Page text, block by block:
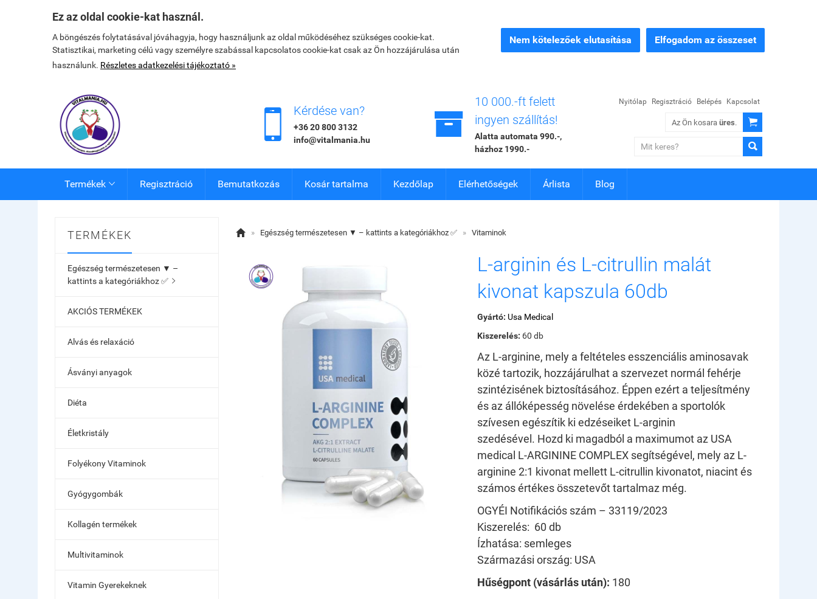
Ez az oldal cookie-kat használ.
A böngészés folytatásával jóváhagyja, hogy használjunk az oldal működéséhez szükséges cookie-kat.
Statisztikai, marketing célú vagy személyre szabással kapcsolatos cookie-kat csak az Ön hozzájárulása után
használunk. Részletes adatkezelési tájékoztató »
Nem kötelezőek elutasítása Elfogadom az összeset
 Kérdése van?
+36 20 800 3132
info@vitalmania.hu

10 000.-ft felett
ingyen szállítás!
Alatta automata 990.-,
házhoz 1990.-
Nyitólap Regisztráció Belépés Kapcsolat
Az Ön kosara üres.


Termékek  Regisztráció Bemutatkozás Kosár tartalma Kezdőlap Elérhetőségek Árlista Blog
TERMÉKEK
Egészség természetesen ▼ –
kattints a kategóriákhoz ✅ 
AKCIÓS TERMÉKEK
Alvás és relaxáció
Ásványi anyagok
Diéta
Életkristály
Folyékony Vitaminok
Gyógygombák
Kollagén termékek
Multivitaminok
Vitamin Gyerekeknek
 » Egészség természetesen ▼ – kattints a kategóriákhoz ✅ » Vitaminok
L-arginin és L-citrullin malát
kivonat kapszula 60db
Gyártó: Usa Medical
Kiszerelés: 60 db
Az L-arginine, mely a feltételes esszenciális aminosavak
közé tartozik, hozzájárulhat a szervezet normál fehérje
szintézisének biztosításához. Éppen ezért a teljesítmény
és az állóképesség növelése érdekében a sportolók
szívesen egészítik ki edzéseiket L-arginin
szedésével. Hozd ki magadból a maximumot az USA
medical L-ARGININE COMPLEX segítségével, mely az L-
arginine 2:1 kivonat mellett L-citrullin kivonatot, niacint és
számos értékes összetevőt tartalmaz még.
OGYÉI Notifikációs szám – 33119/2023
Kiszerelés: 60 db
Ízhatása: semleges
Származási ország: USA
Hűségpont (vásárlás után): 180